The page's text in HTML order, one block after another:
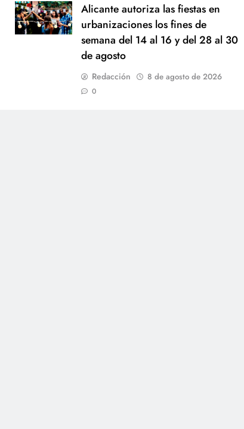
Alicante autoriza las fiestas en
urbanizaciones los fines de
semana del 14 al 16 y del 28 al 30
de agosto
Redacción 8 de agosto de 2026
0